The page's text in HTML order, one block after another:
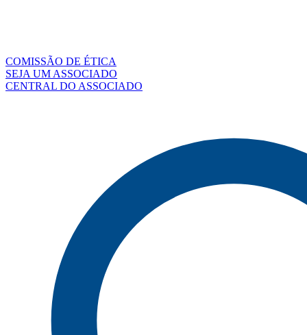
COMISSÃO DE ÉTICA
SEJA UM ASSOCIADO
CENTRAL DO ASSOCIADO